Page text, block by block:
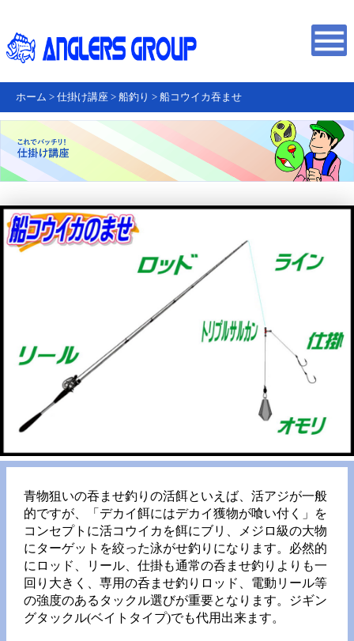
ホーム > 仕掛け講座 > 船釣り > 船コウイカ吞ませ
青物狙いの吞ませ釣りの活餌といえば、活アジが一般
的ですが、「デカイ餌にはデカイ獲物が喰い付く」を
コンセプトに活コウイカを餌にブリ、メジロ級の大物
にターゲットを絞った泳がせ釣りになります。必然的
にロッド、リール、仕掛も通常の呑ませ釣りよりも一
回り大きく、専用の呑ませ釣りロッド、電動リール等
の強度のあるタックル選びが重要となります。ジギン
グタックル(ベイトタイプ)でも代用出来ます。